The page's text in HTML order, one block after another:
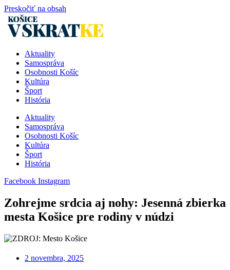
Preskočiť na obsah
Aktuality
Samospráva
Osobnosti Košíc
Kultúra
Šport
História
Aktuality
Samospráva
Osobnosti Košíc
Kultúra
Šport
História
Facebook Instagram
Zohrejme srdcia aj nohy: Jesenná zbierka
mesta Košice pre rodiny v núdzi
2 novembra, 2025